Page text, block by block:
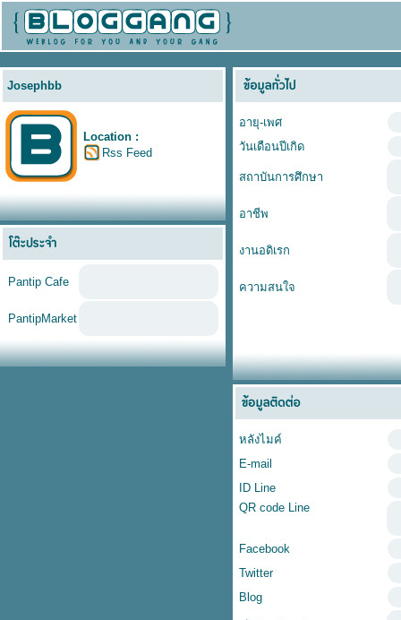
Josephbb
Location :
Rss Feed
Pantip Cafe
PantipMarket
อายุ-เพศ
วันเดือนปีเกิด
สถาบันการศึกษา
อาชีพ
งานอดิเรก
ความสนใจ
หลังไมค์
E-mail
ID Line
QR code Line
Facebook
Twitter
Blog